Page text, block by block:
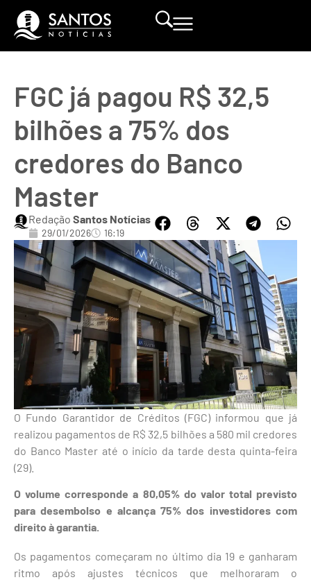
FGC já pagou R$ 32,5
bilhões a 75% dos
credores do Banco
Master
Redação Santos Notícias
29/01/2026 16:19
O Fundo Garantidor de Créditos (FGC) informou que já
realizou pagamentos de R$ 32,5 bilhões a 580 mil credores
do Banco Master até o início da tarde desta quinta-feira
(29).
O volume corresponde a 80,05% do valor total previsto
para desembolso e alcança 75% dos investidores com
direito à garantia.
Os pagamentos começaram no último dia 19 e ganharam
ritmo após ajustes técnicos que melhoraram o